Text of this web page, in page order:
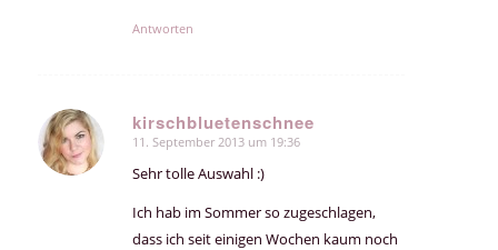
Antworten
kirschbluetenschnee
sagte:
11. September 2013 um 19:36
Sehr tolle Auswahl :)
Ich hab im Sommer so zugeschlagen,
dass ich seit einigen Wochen kaum noch